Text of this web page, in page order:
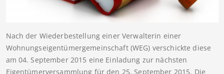
Nach der Wiederbestellung einer Verwalterin einer
Wohnungseigentümergemeinschaft (WEG) verschickte diese
am 04. September 2015 eine Einladung zur nächsten
Eigentümerversammlung für den 25. September 2015. Die